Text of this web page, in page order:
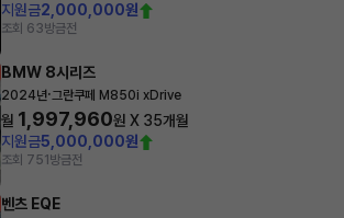
지원금2,000,000원
조회 63방금전
BMW 8시리즈
2024년·그란쿠페 M850i xDrive
월 1,997,960원 X 35개월
지원금5,000,000원
조회 751 방금전
벤츠 EQE